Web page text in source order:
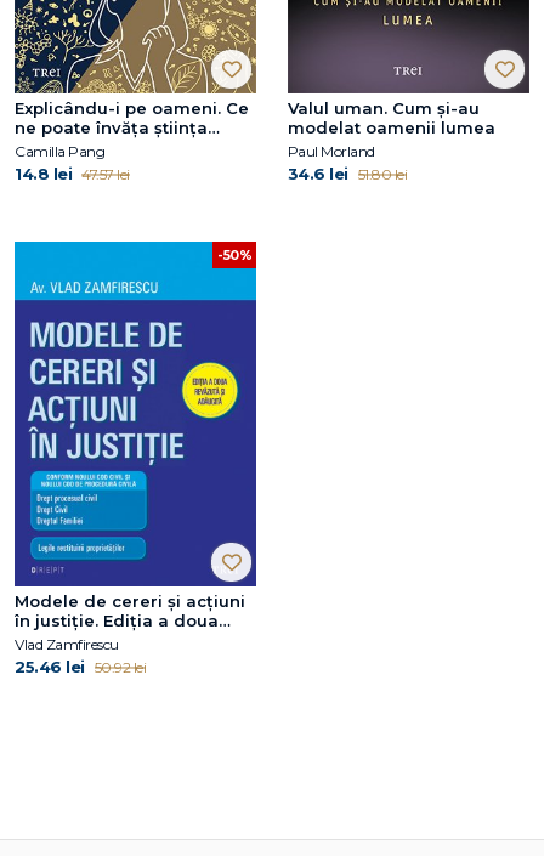
Explicându-i pe oameni. Ce
ne poate învăța știința
despre viață, dragoste și
relații
Camilla Pang
14.8 lei 47.57 lei
Valul uman. Cum şi-au
modelat oamenii lumea
Paul Morland
34.6 lei 51.80 lei
-50%
Modele de cereri şi acţiuni
în justiţie. Ediţia a doua
revăzută şi adăugită
Vlad Zamfirescu
25.46 lei 50.92 lei